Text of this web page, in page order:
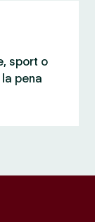
sport o
pena